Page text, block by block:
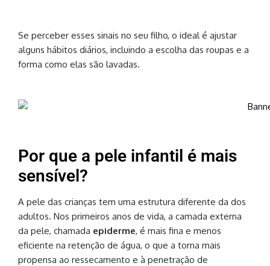
Se perceber esses sinais no seu filho, o ideal é ajustar
alguns hábitos diários, incluindo a escolha das roupas e a
forma como elas são lavadas.
Por que a pele infantil é mais
sensível?
A pele das crianças tem uma estrutura diferente da dos
adultos. Nos primeiros anos de vida, a camada externa
da pele, chamada epiderme, é mais fina e menos
eficiente na retenção de água, o que a torna mais
propensa ao ressecamento e à penetração de